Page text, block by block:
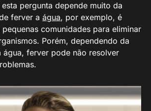
pergunta depende muito da
ferver a água, por exemplo, é
comunidades para eliminar
Porém, dependendo da
água, ferver pode não resolver